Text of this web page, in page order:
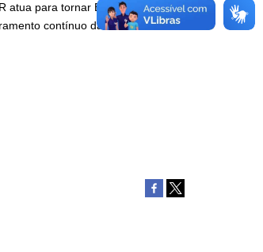
atua para tornar Belo Horizonte
contínuo da mobilidade